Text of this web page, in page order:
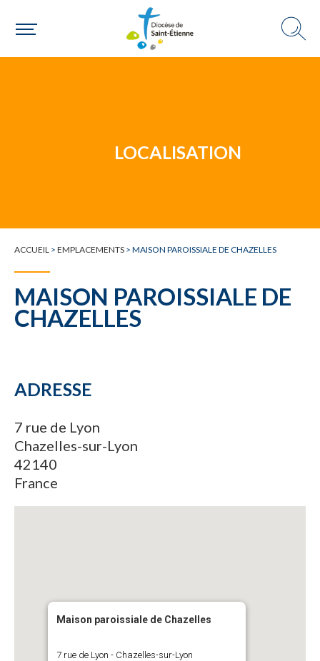
LOCALISATION
ACCUEIL > EMPLACEMENTS > MAISON PAROISSIALE DE CHAZELLES
MAISON PAROISSIALE DE
CHAZELLES
ADRESSE
7 rue de Lyon
Chazelles-sur-Lyon
42140
France
Maison paroissiale de Chazelles
7 rue de Lyon - Chazelles-sur-Lyon